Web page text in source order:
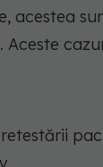
acestea